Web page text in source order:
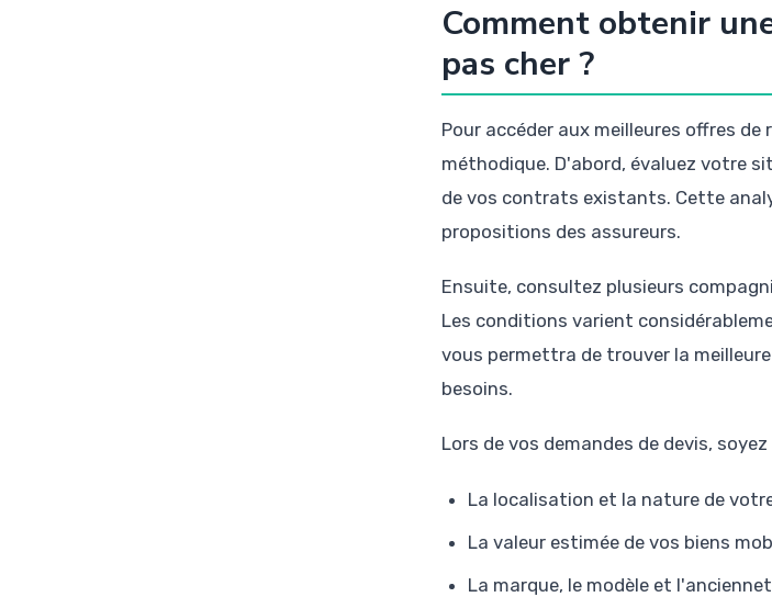
Comment obtenir
pas cher ?
Pour accéder aux meilleures offres
méthodique. D'abord, évaluez votre
de vos contrats existants. Cette
propositions des assureurs.
Ensuite, consultez plusieurs
Les conditions varient
vous permettra de trouver la meilleure
besoins.
Lors de vos demandes de devis,
La localisation et la nature de
La valeur estimée de vos biens
La marque, le modèle et